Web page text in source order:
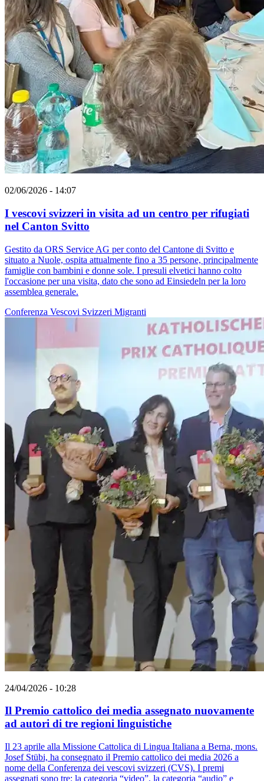
02/06/2026 - 14:07
I vescovi svizzeri in visita ad un centro per rifugiati
nel Canton Svitto
Gestito da ORS Service AG per conto del Cantone di Svitto e
situato a Nuole, ospita attualmente fino a 35 persone, principalmente
famiglie con bambini e donne sole. I presuli elvetici hanno colto
l'occasione per una visita, dato che sono ad Einsiedeln per la loro
assemblea generale.
Conferenza Vescovi Svizzeri Migranti
24/04/2026 - 10:28
Il Premio cattolico dei media assegnato nuovamente
ad autori di tre regioni linguistiche
Il 23 aprile alla Missione Cattolica di Lingua Italiana a Berna, mons.
Josef Stübi, ha consegnato il Premio cattolico dei media 2026 a
nome della Conferenza dei vescovi svizzeri (CVS). I premi
assegnati sono tre: la categoria “video”, la categoria “audio” e